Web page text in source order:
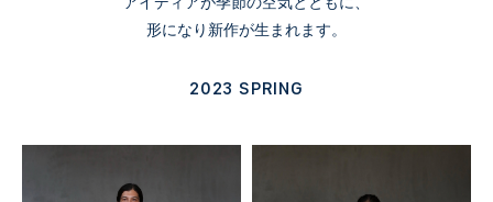
形になり新作が生まれます。
2023 SPRING